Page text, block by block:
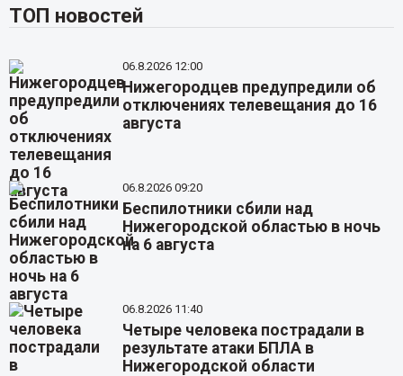
ТОП новостей
06.8.2026 12:00
Нижегородцев предупредили об
отключениях телевещания до 16
августа
06.8.2026 09:20
Беспилотники сбили над
Нижегородской областью в ночь
на 6 августа
06.8.2026 11:40
Четыре человека пострадали в
результате атаки БПЛА в
Нижегородской области